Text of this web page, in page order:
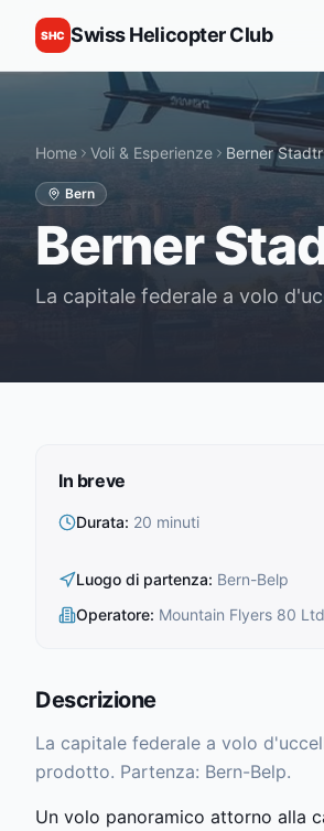
SHC Swiss Helicopter Club
Home Voli & Esperienze Berner
Bern
Berner
La capitale federale a volo
In breve
Durata: 20 minuti
Luogo di partenza: Bern-Belp
Operatore: Mountain Flyers 80 Ltd
Descrizione
La capitale federale a volo
prodotto. Partenza: Bern-Belp.
Un volo panoramico attorno alla